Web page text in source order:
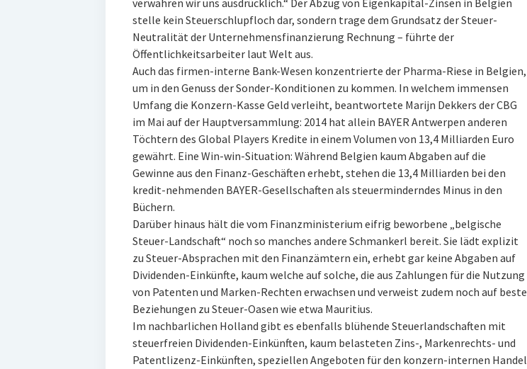
verwahren wir uns ausdrücklich.“ Der Abzug von Eigenkapital-Zinsen in Belgien
stelle kein Steuerschlupfloch dar, sondern trage dem Grundsatz der Steuer-
Neutralität der Unternehmensfinanzierung Rechnung – führte der
Öffentlichkeitsarbeiter laut Welt aus.
Auch das firmen-interne Bank-Wesen konzentrierte der Pharma-Riese in Belgien,
um in den Genuss der Sonder-Konditionen zu kommen. In welchem immensen
Umfang die Konzern-Kasse Geld verleiht, beantwortete Marijn Dekkers der CBG
im Mai auf der Hauptversammlung: 2014 hat allein BAYER Antwerpen anderen
Töchtern des Global Players Kredite in einem Volumen von 13,4 Milliarden Euro
gewährt. Eine Win-win-Situation: Während Belgien kaum Abgaben auf die
Gewinne aus den Finanz-Geschäften erhebt, stehen die 13,4 Milliarden bei den
kredit-nehmenden BAYER-Gesellschaften als steuerminderndes Minus in den
Büchern.
Darüber hinaus hält die vom Finanzministerium eifrig beworbene „belgische
Steuer-Landschaft“ noch so manches andere Schmankerl bereit. Sie lädt explizit
zu Steuer-Absprachen mit den Finanzämtern ein, erhebt gar keine Abgaben auf
Dividenden-Einkünfte, kaum welche auf solche, die aus Zahlungen für die Nutzung
von Patenten und Marken-Rechten erwachsen und verweist zudem noch auf beste
Beziehungen zu Steuer-Oasen wie etwa Mauritius.
Im nachbarlichen Holland gibt es ebenfalls blühende Steuerlandschaften mit
steuerfreien Dividenden-Einkünften, kaum belasteten Zins-, Markenrechts- und
Patentlizenz-Einkünften, speziellen Angeboten für den konzern-internen Handel